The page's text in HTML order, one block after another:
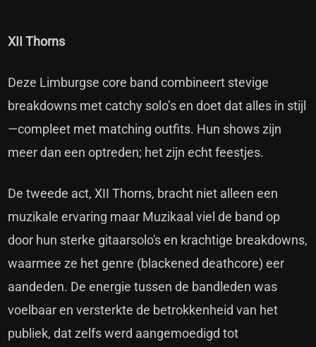
XII Thorns
Deze Limburgse core band combineert stevige
breakdowns met catchy solo’s en doet dat alles in stijl
—compleet met matching outfits. Hun shows zijn
meer dan een optreden; het zijn echt feestjes.
De tweede act, XII Thorns, bracht niet alleen een
muzikale ervaring maar Muzikaal viel de band op
door hun sterke gitaarsolo's en krachtige breakdowns,
waarmee ze het genre (blackened deathcore) eer
aandeden. De energie tussen de bandleden was
voelbaar en versterkte de betrokkenheid van het
publiek, dat zelfs werd aangemoedigd tot